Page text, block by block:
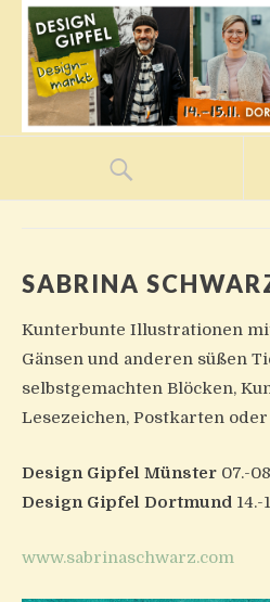
SABRINA
Kunterbunte Illustrationen
Gänsen und anderen süßen
selbstgemachten Blöcken,
Lesezeichen, Postkarten
Design Gipfel Münster 07.-
Design Gipfel Dortmund
www.sabrinaschwarz.com